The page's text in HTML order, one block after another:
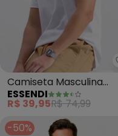
Camiseta Masculina
Essencial em Suedine
(Branco)
ESSENDI
R$ 39,95R$ 74,99
-50%